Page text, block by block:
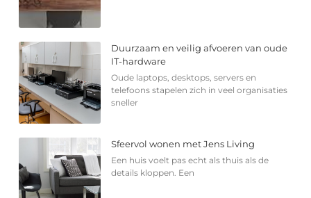
Duurzaam en veilig afvoeren van oude
IT-hardware
Oude laptops, desktops, servers en
telefoons stapelen zich in veel organisaties
sneller
Sfeervol wonen met Jens Living
Een huis voelt pas echt als thuis als de
details kloppen. Een